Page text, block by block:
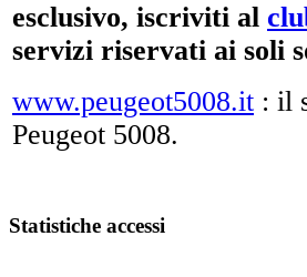
esclusivo, iscriviti al
servizi riservati ai soli
www.peugeot5008.it : il
Peugeot 5008.
Statistiche accessi